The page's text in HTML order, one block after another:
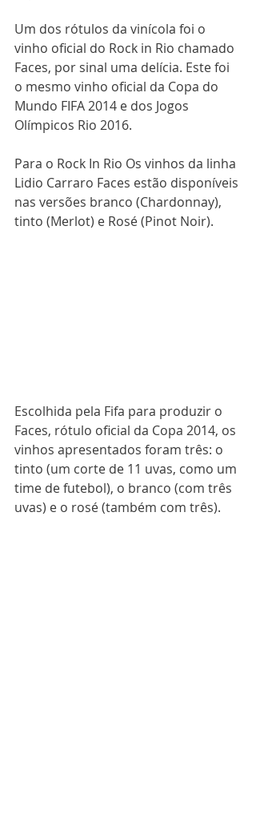
Um dos rótulos da vinícola foi o
vinho oficial do Rock in Rio chamado
Faces, por sinal uma delícia. Este foi
o mesmo vinho oficial da Copa do
Mundo FIFA 2014 e dos Jogos
Olímpicos Rio 2016.
Para o Rock In Rio Os vinhos da linha
Lidio Carraro Faces estão disponíveis
nas versões branco (Chardonnay),
tinto (Merlot) e Rosé (Pinot Noir).
Escolhida pela Fifa para produzir o
Faces, rótulo oficial da Copa 2014, os
vinhos apresentados foram três: o
tinto (um corte de 11 uvas, como um
time de futebol), o branco (com três
uvas) e o rosé (também com três).